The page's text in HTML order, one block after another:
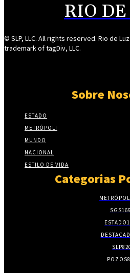
RIO
© SLP, LLC. All rights reserved. Rio de
trademark of tagDiv, LLC.
Sobre
ESTADO
METRÓPOLI
MUNDO
NACIONAL
ESTILO DE VIDA
Categorias
SGS
ESTADO
SLP
POZOS